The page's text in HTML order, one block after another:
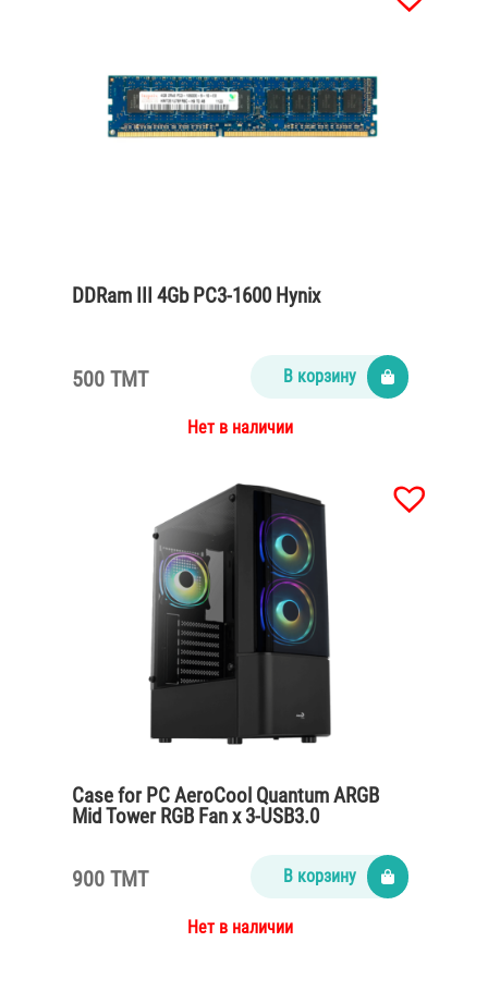
DDRam III 4Gb PC3-1600 Hynix
500 TMT В корзину
Нет в наличии
Case for PC AeroCool Quantum ARGB
Mid Tower RGB Fan x 3-USB3.0
900 TMT В корзину
Нет в наличии